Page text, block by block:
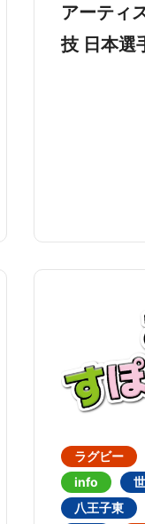
アーティ
技 日本選
ラグビー
info
八王子東